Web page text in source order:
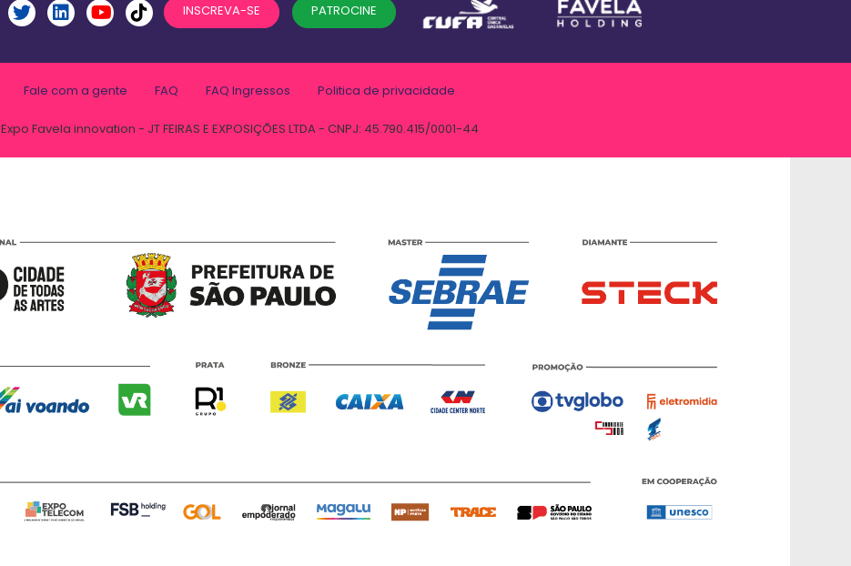
INSCREVA-SE PATROCINE
Fale com a gente FAQ FAQ Ingressos Politica de privacidade
Expo Favela innovation - JT FEIRAS E EXPOSIÇÕES LTDA - CNPJ: 45.790.415/0001-44